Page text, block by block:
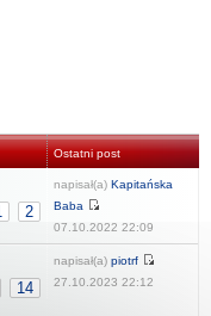
Ostatni post
2
napisał(a) Kapitańska
Baba
07.10.2022 22:09
14
napisał(a) piotrf
27.10.2023 22:12